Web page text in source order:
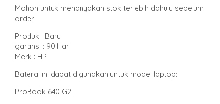
Mohon untuk menanyakan stok terlebih dahulu sebelum
order
Produk : Baru
garansi : 90 Hari
Merk : HP
Baterai ini dapat digunakan untuk model laptop:
ProBook 640 G2